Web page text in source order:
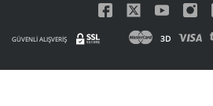
GÜVENLİ ALIŞVERİŞ 3D